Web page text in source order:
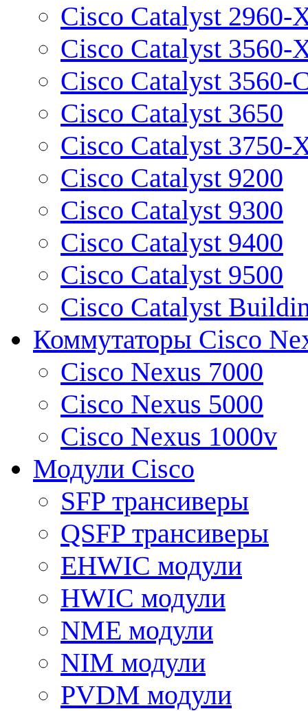
Cisco Catalyst 2960-
Cisco Catalyst 3560-
Cisco Catalyst 3560-
Cisco Catalyst 3650
Cisco Catalyst 3750-
Cisco Catalyst 9200
Cisco Catalyst 9300
Cisco Catalyst 9400
Cisco Catalyst 9500
Cisco Catalyst
Коммутаторы Cisco
Cisco Nexus 7000
Cisco Nexus 5000
Cisco Nexus 1000v
Модули Cisco
SFP трансиверы
QSFP трансиверы
EHWIC модули
HWIC модули
NME модули
NIM модули
PVDM модули